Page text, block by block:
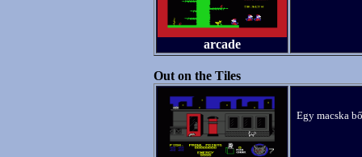
arcade
Out on the Tiles
Egy macska